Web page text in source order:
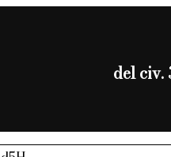
del